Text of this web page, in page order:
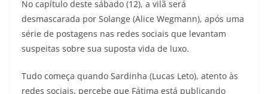
No capítulo deste sábado (12), a vilã será
desmascarada por Solange (Alice Wegmann), após uma
série de postagens nas redes sociais que levantam
suspeitas sobre sua suposta vida de luxo.
Tudo começa quando Sardinha (Lucas Leto), atento às
redes sociais, percebe que Fátima está publicando